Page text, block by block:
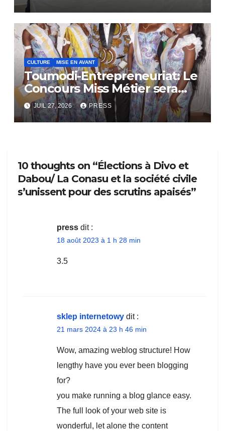
CULTURE MISE EN AVANT
Toumodi-Entrepreneuriat: Le
Concours Miss Métier sera
bientôt lance.
JUIL 27, 2026 PRESS
10 thoughts on “Élections à Divo et
Dabou/ La Conasu et la société civile
s’unissent pour des scrutins apaisés”
press dit :
18 août 2023 à 1 h 28 min
3.5
sklep internetowy dit :
21 mars 2024 à 23 h 46 min
Wow, amazing weblog structure! How
lengthy have you ever been blogging
for?
you make running a blog glance easy.
The full look of your web site is
wonderful, let alone the content